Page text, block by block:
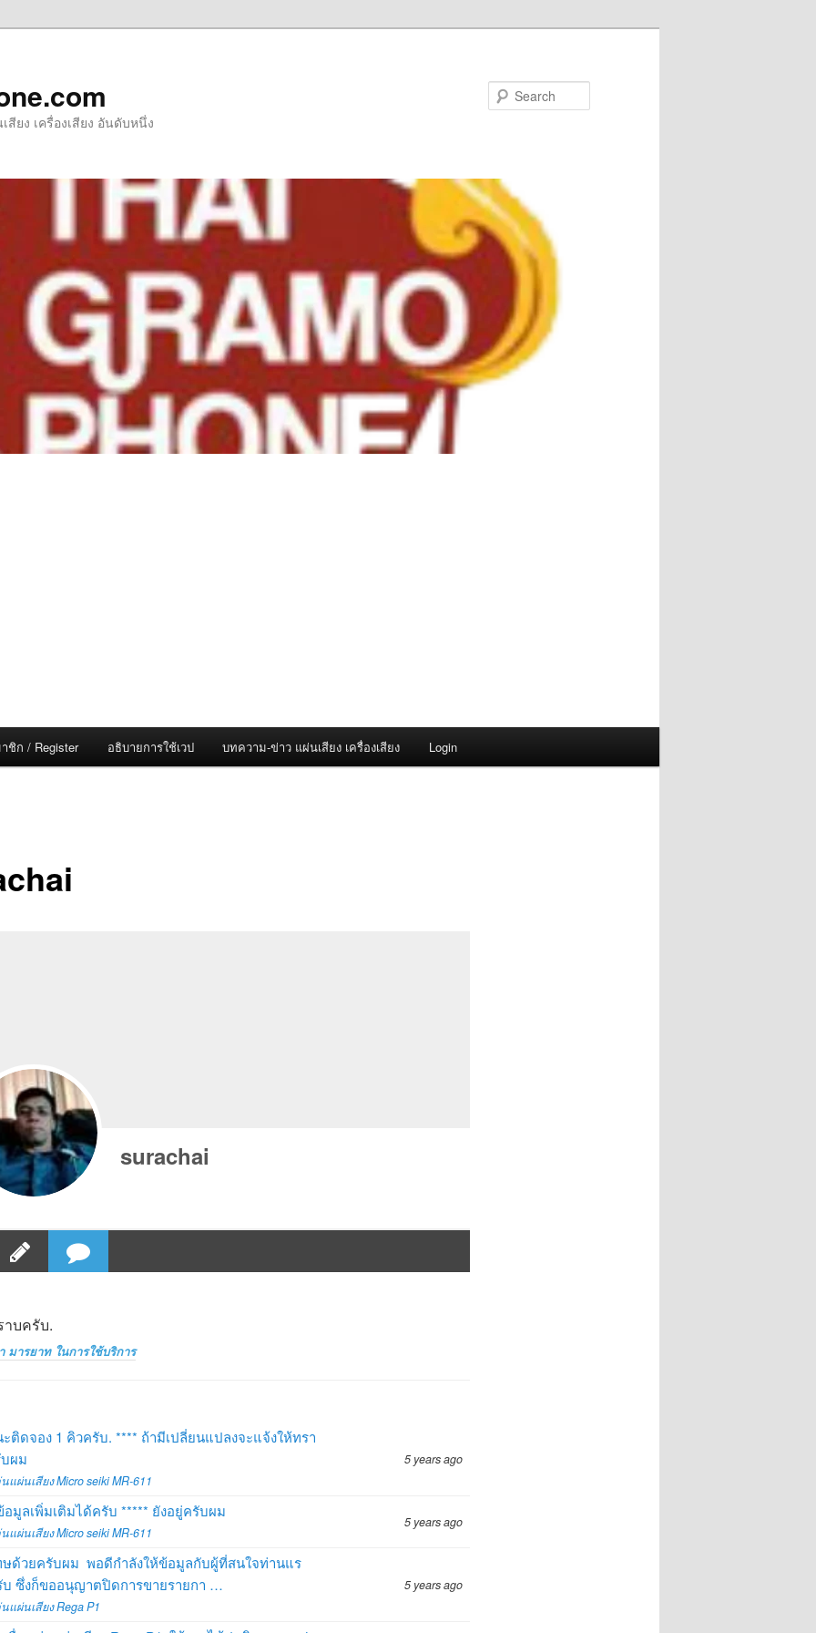
ยง เครื่องเสียง อันดับหนึ่ง
ชิก / Register อธิบายการใช้เวป บทความ-ข่าว แผ่นเสียง เครื่องเสียง Login
surachai
บครับ.
มารยาท ในการใช้บริการ
ติดจอง 1 คิวครับ. **** ถ้ามีเปลี่ยนแปลงจะแจ้งให้ทรา
ผม
แผ่นเสียง Micro seiki MR-611
5 years ago
มูลเพิ่มเติมได้ครับ ***** ยังอยู่ครับผม
แผ่นเสียง Micro seiki MR-611
5 years ago
ด้วยครับผม พอดีกำลังให้ข้อมูลกับผู้ที่สนใจท่านแร
ซึ่งก็ขออนุญาตปิดการขายรายกา …
แผ่นเสียง Rega P1
5 years ago